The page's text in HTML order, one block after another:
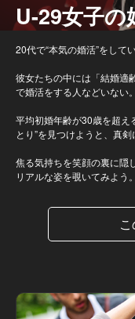
U-29女子
20代で“本気の婚活”をして
彼女たちの中には「結婚適
で婚活をする人などいない。
平均初婚年齢が30歳を超え
とり”を見つけようと、真
焦る気持ちを笑顔の裏に隠
リアルな姿を覗いてみよう。